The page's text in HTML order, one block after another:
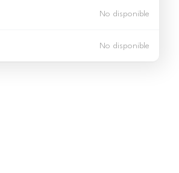
No disponible
No disponible